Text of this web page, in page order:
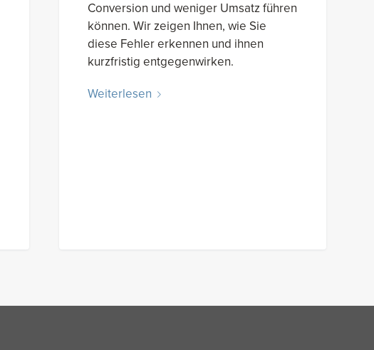
Conversion und weniger Umsatz führen
können. Wir zeigen Ihnen, wie Sie
diese Fehler erkennen und ihnen
kurzfristig entgegenwirken.
Weiterlesen